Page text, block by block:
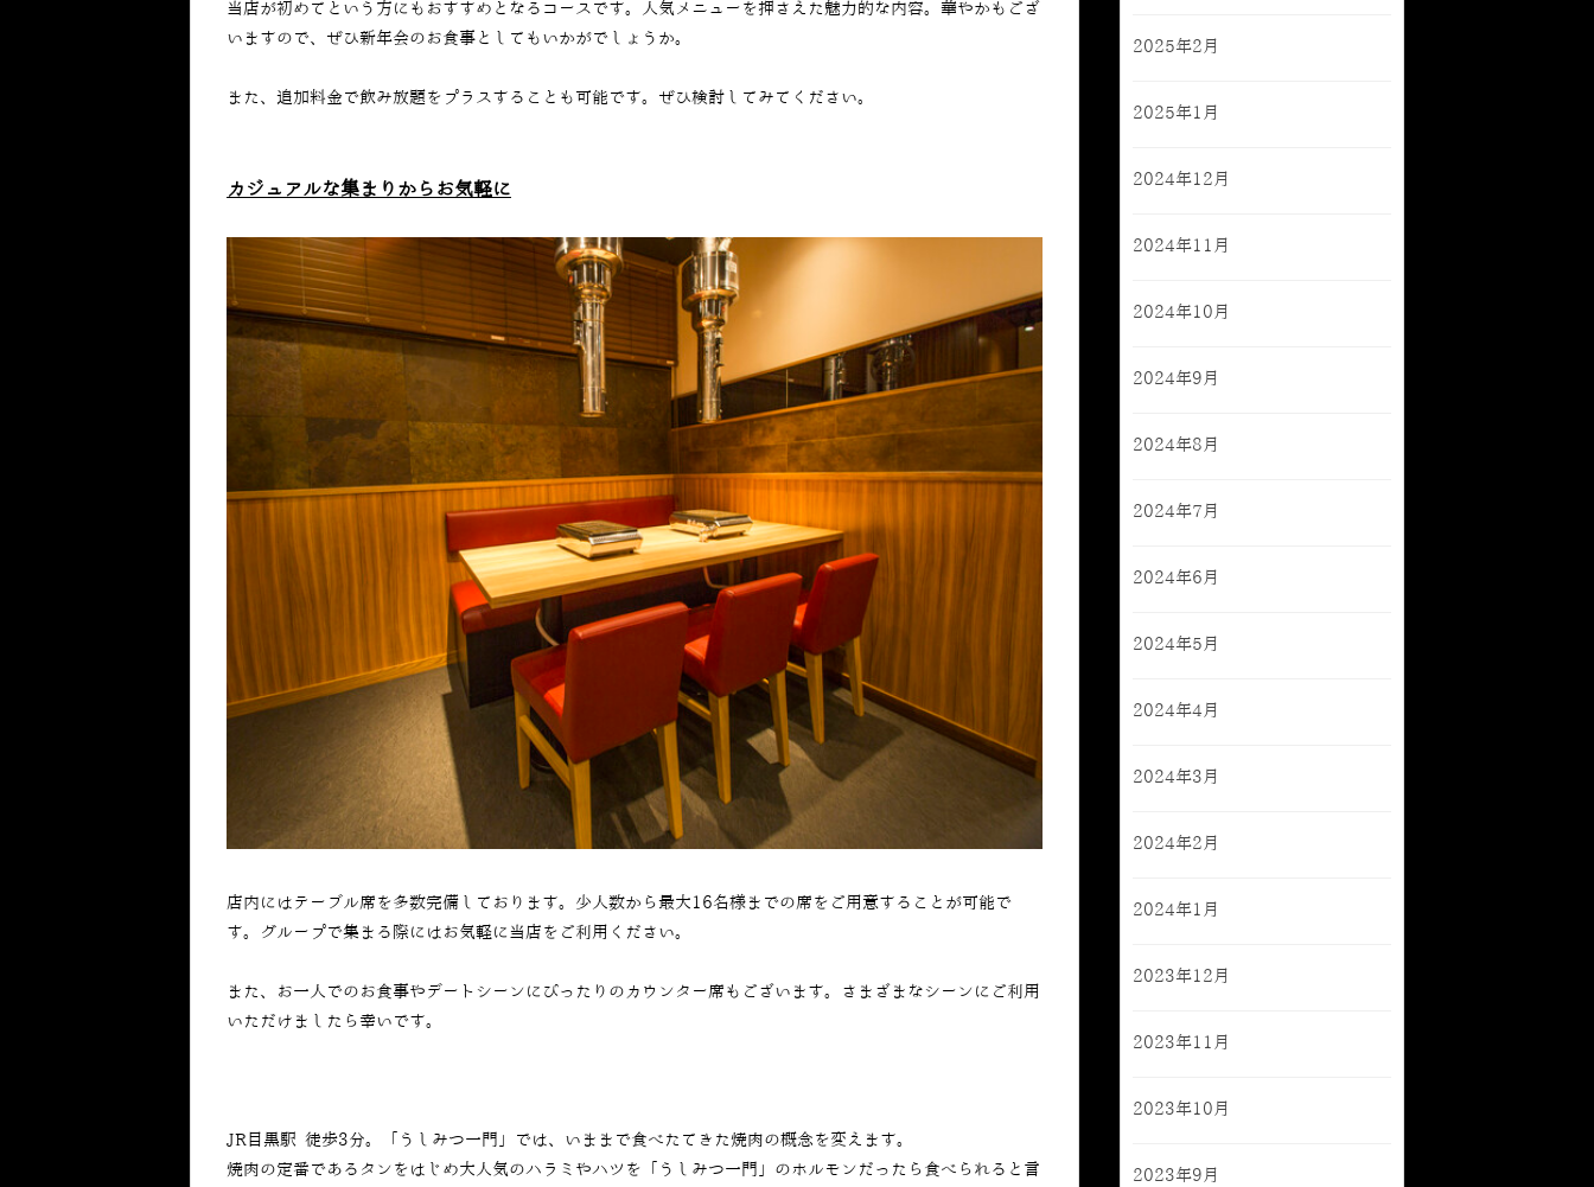
当店が初めてという方にもおすすめとなるコースです。人気メニューを押さえた魅力的な内容。華やかもござ
いますので、ぜひ新年会のお食事としてもいかがでしょうか。
また、追加料金で飲み放題をプラスすることも可能です。ぜひ検討してみてください。
カジュアルな集まりからお気軽に
店内にはテーブル席を多数完備しております。少人数から最大16名様までの席をご用意することが可能で
す。グループで集まる際にはお気軽に当店をご利用ください。
また、お一人でのお食事やデートシーンにぴったりのカウンター席もございます。さまざまなシーンにご利用
いただけましたら幸いです。
JR目黒駅 徒歩3分。「うしみつ一門」では、いままで食べたてきた焼肉の概念を変えます。
焼肉の定番であるタンをはじめ大人気のハラミやハツを「うしみつ一門」のホルモンだったら食べられると言
2025年2月
2025年1月
2024年12月
2024年11月
2024年10月
2024年9月
2024年8月
2024年7月
2024年6月
2024年5月
2024年4月
2024年3月
2024年2月
2024年1月
2023年12月
2023年11月
2023年10月
2023年9月